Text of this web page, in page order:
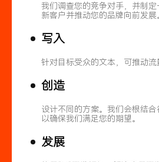
我们调查您的竞争对手，并制定
新客户并推动您的品牌向前发展
写入
针对目标受众的文本，可推动流
创造
设计不同的方案。我们会根结合
以确保我们满足您的期望。
发展